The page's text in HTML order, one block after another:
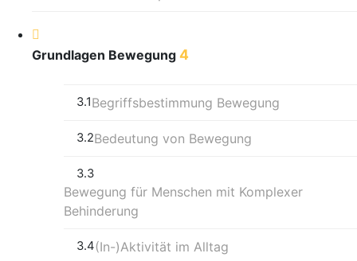
Grundlagen Bewegung 4
3.1Begriffsbestimmung Bewegung
3.2Bedeutung von Bewegung
3.3
Bewegung für Menschen mit Komplexer
Behinderung
3.4(In-)Aktivität im Alltag